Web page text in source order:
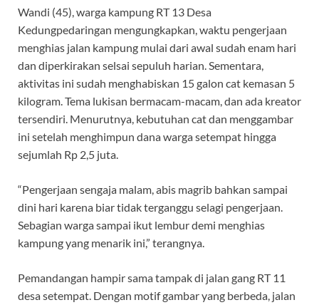
Wandi (45), warga kampung RT 13 Desa
Kedungpedaringan mengungkapkan, waktu pengerjaan
menghias jalan kampung mulai dari awal sudah enam hari
dan diperkirakan selsai sepuluh harian. Sementara,
aktivitas ini sudah menghabiskan 15 galon cat kemasan 5
kilogram. Tema lukisan bermacam-macam, dan ada kreator
tersendiri. Menurutnya, kebutuhan cat dan menggambar
ini setelah menghimpun dana warga setempat hingga
sejumlah Rp 2,5 juta.
“Pengerjaan sengaja malam, abis magrib bahkan sampai
dini hari karena biar tidak terganggu selagi pengerjaan.
Sebagian warga sampai ikut lembur demi menghias
kampung yang menarik ini,” terangnya.
Pemandangan hampir sama tampak di jalan gang RT 11
desa setempat. Dengan motif gambar yang berbeda, jalan